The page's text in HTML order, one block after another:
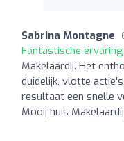
Sabrina Montagne
Fantastische ervaring:
Makelaardij. Het
duidelijk, vlotte
resultaat een snelle
Mooij huis